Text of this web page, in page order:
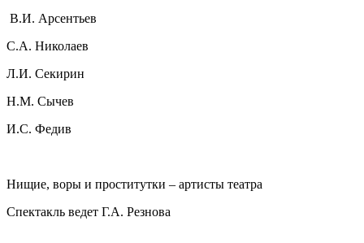
В.И. Арсентьев
С.А. Николаев
Л.И. Секирин
Н.М. Сычев
И.С. Федив
Нищие, воры и проститутки – артисты театра
Спектакль ведет Г.А. Резнова